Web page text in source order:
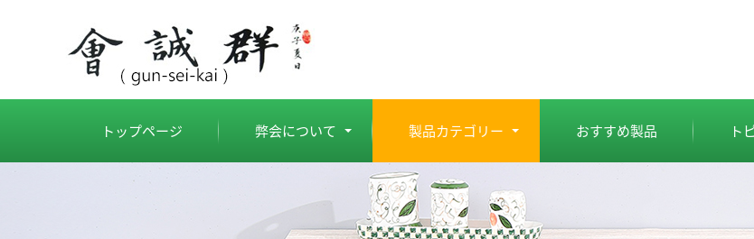
トップページ 弊会について 製品カテゴリー おすすめ製品 ト